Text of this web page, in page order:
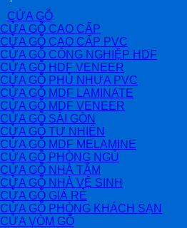
CỬA GỖ
CỬA GỖ CAO CẤP
CỬA GỖ CAO CẤP PVC
CỬA GỖ CÔNG NGHIỆP HDF
CỬA GỖ HDF VENEER
CỬA GỖ PHỦ NHỰA PVC
CỬA GỖ MDF LAMINATE
CỬA GỖ MDF VENEER
CỬA GỖ SÀI GÒN
CỬA GỖ TỰ NHIÊN
CỬA GỖ MDF MELAMINE
CỬA GỖ PHÒNG NGỦ
CỬA GỖ NHÀ TẮM
CỬA GỖ NHÀ VỆ SINH
CỬA GỖ GIÁ RẺ
CỬA GỖ PHÒNG KHÁCH SẠN
CỬA VÒM GỖ